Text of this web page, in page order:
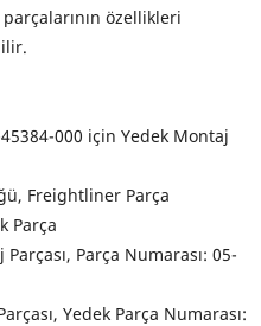
özellikleri
000 için Yedek Montaj
Freightliner Parça
Parça
Parça Numarası: 05-
Yedek Parça Numarası: